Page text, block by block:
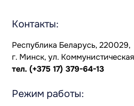
Контакты:
Республика Беларусь, 220029,
г. Минск, ул.
тел. (+375 17) 379-64-13
Режим работы: